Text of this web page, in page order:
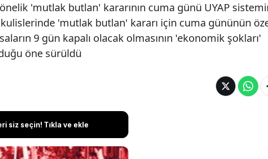
'mutlak butlan' kararının cuma günü UYAP
'mutlak butlan' kararı için cuma gününün
9 gün kapalı olacak olmasının 'ekonomik şokları'
öne sürüldü
siz seçin! Tıkla ve ekle